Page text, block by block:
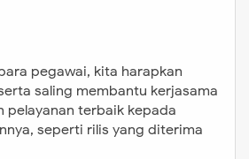
pegawai, kita harapkan
saling membantu kerjasama
pelayanan terbaik kepada
seperti rilis yang diterima